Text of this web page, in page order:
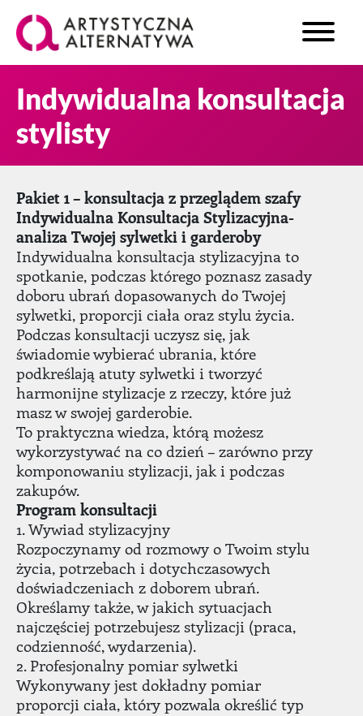
Indywidualna konsultacja
stylisty
Pakiet 1 – konsultacja z przeglądem szafy
Indywidualna Konsultacja Stylizacyjna-
analiza Twojej sylwetki i garderoby
Indywidualna konsultacja stylizacyjna to
spotkanie, podczas którego poznasz zasady
doboru ubrań dopasowanych do Twojej
sylwetki, proporcji ciała oraz stylu życia.
Podczas konsultacji uczysz się, jak
świadomie wybierać ubrania, które
podkreślają atuty sylwetki i tworzyć
harmonijne stylizacje z rzeczy, które już
masz w swojej garderobie.
To praktyczna wiedza, którą możesz
wykorzystywać na co dzień – zarówno przy
komponowaniu stylizacji, jak i podczas
zakupów.
Program konsultacji
1. Wywiad stylizacyjny
Rozpoczynamy od rozmowy o Twoim stylu
życia, potrzebach i dotychczasowych
doświadczeniach z doborem ubrań.
Określamy także, w jakich sytuacjach
najczęściej potrzebujesz stylizacji (praca,
codzienność, wydarzenia).
2. Profesjonalny pomiar sylwetki
Wykonywany jest dokładny pomiar
proporcji ciała, który pozwala określić typ